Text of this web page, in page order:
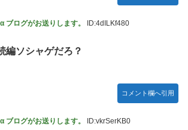
ブログがお送りします。 ID:4dILKf480
編ソシャゲだろ？
コメント欄へ引用
ブログがお送りします。 ID:vkrSerKB0